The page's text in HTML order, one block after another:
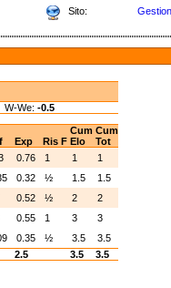
Sito:
W-We: -0.5
CumCum
Exp RisFElo
Tot
0.76 1 1
1
0.32 ½ 1.5
1.5
0.52 ½ 2
2
0.55 1 3
3
0.35 ½ 3.5
3.5
2.5
3.5 3.5